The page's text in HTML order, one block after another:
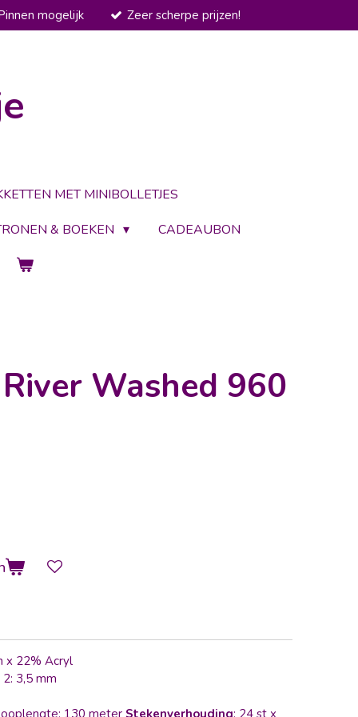
mogelijk Zeer scherpe prijzen!
MET MINIBOLLETJES
& BOEKEN
CADEAUBON
Washed 960
x 22% Acryl
3,5 mm